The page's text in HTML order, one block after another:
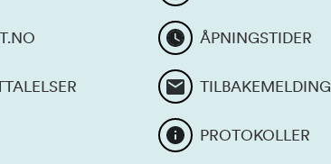
ÅPNINGSTIDER
TILBAKEMELDING
PROTOKOLLER